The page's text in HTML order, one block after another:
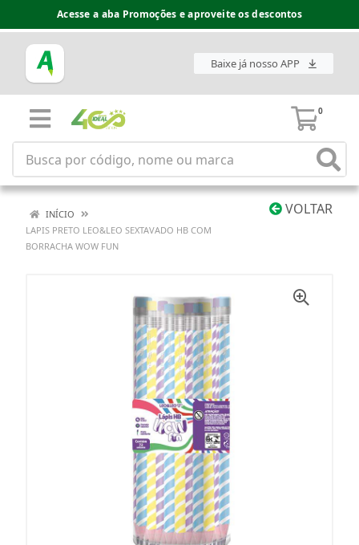
Acesse a aba Promoções e aproveite os descontos
Baixe já nosso APP
0
VOLTAR
INÍCIO
LAPIS PRETO LEO&LEO SEXTAVADO HB COM
BORRACHA WOW FUN